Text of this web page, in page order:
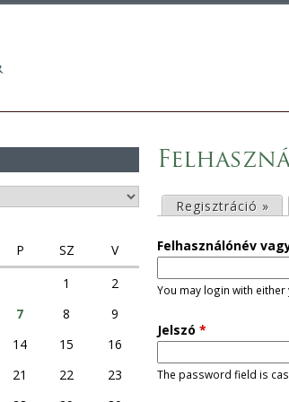
l
s
ő
d
Regisztráció »
Felhasználónév
You may login with
Jelszó *
The password field is
P SZ
V
1
2
7 8
9
14 15
16
21 22
23